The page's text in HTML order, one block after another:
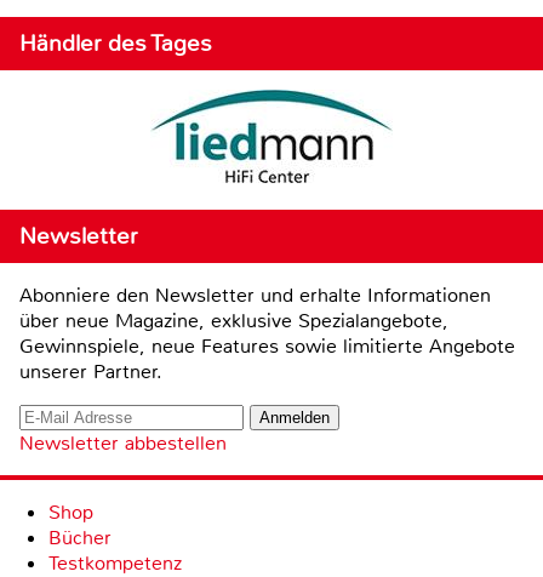
Händler des Tages
Newsletter
Abonniere den Newsletter und erhalte Informationen
über neue Magazine, exklusive Spezialangebote,
Gewinnspiele, neue Features sowie limitierte Angebote
unserer Partner.
Newsletter abbestellen
Shop
Bücher
Testkompetenz